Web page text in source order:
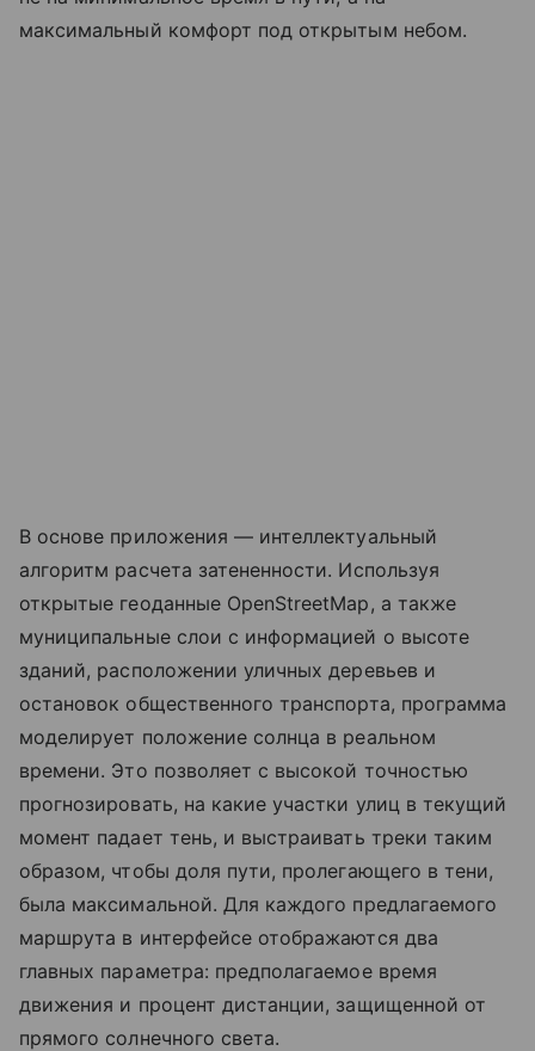
максимальный комфорт под открытым небом.
В основе приложения — интеллектуальный
алгоритм расчета затененности. Используя
открытые геоданные OpenStreetMap, а также
муниципальные слои с информацией о высоте
зданий, расположении уличных деревьев и
остановок общественного транспорта, программа
моделирует положение солнца в реальном
времени. Это позволяет с высокой точностью
прогнозировать, на какие участки улиц в текущий
момент падает тень, и выстраивать треки таким
образом, чтобы доля пути, пролегающего в тени,
была максимальной. Для каждого предлагаемого
маршрута в интерфейсе отображаются два
главных параметра: предполагаемое время
движения и процент дистанции, защищенной от
прямого солнечного света.